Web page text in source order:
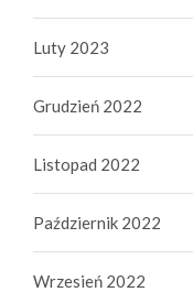
Luty 2023
Grudzień 2022
Listopad 2022
Październik 2022
Wrzesień 2022